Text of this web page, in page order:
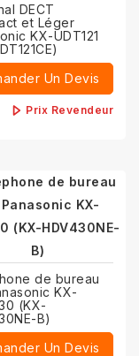
DECT
et Léger
KX-UDT121
Un Devis
Prix Revendeur
de bureau
KX-
(KX-
B)
Un Devis